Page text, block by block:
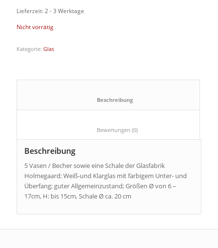
Lieferzeit: 2 - 3 Werktage
Nicht vorrätig
Kategorie: Glas
						Beschreibung
						Bewertungen (0)
Beschreibung
5 Vasen / Becher sowie eine Schale der Glasfabrik
Holmegaard; Weiß-und Klarglas mit farbigem Unter- und
Überfang; guter Allgemeinzustand; Größen Ø von 6 –
17cm, H: bis 15cm, Schale Ø ca. 20 cm